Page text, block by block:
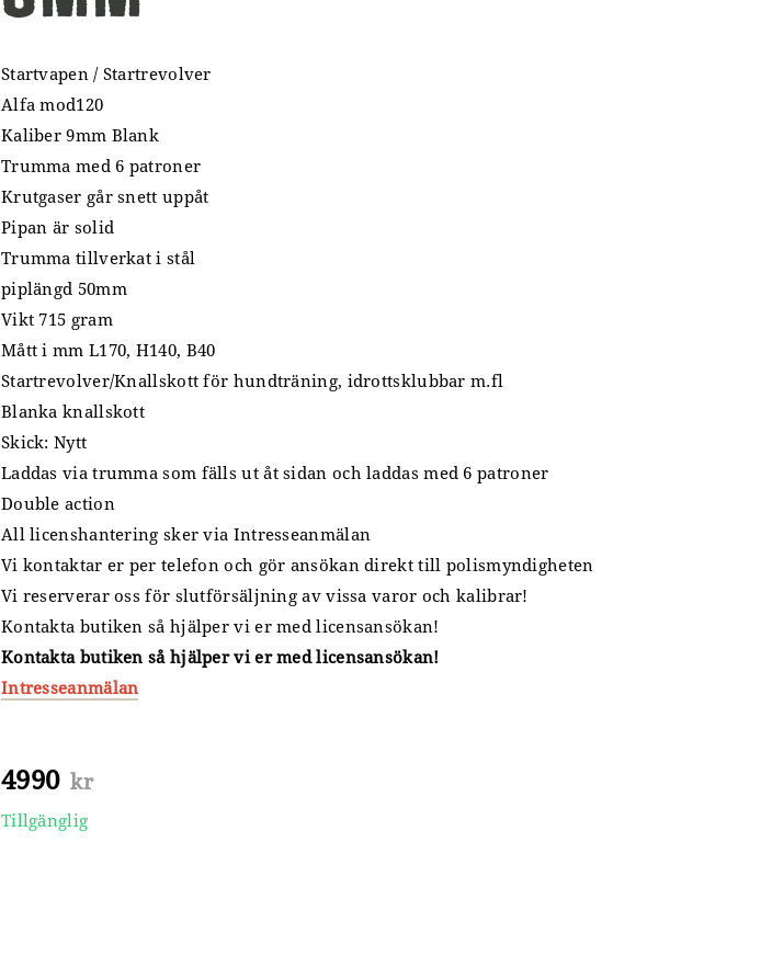
Startvapen / Startrevolver
Alfa mod120
Kaliber 9mm Blank
Trumma med 6 patroner
Krutgaser går snett uppåt
Pipan är solid
Trumma tillverkat i stål
piplängd 50mm
Vikt 715 gram
Mått i mm L170, H140, B40
Startrevolver/Knallskott för hundträning, idrottsklubbar m.fl
Blanka knallskott
Skick: Nytt
Laddas via trumma som fälls ut åt sidan och laddas med 6 patroner
Double action
All licenshantering sker via Intresseanmälan
Vi kontaktar er per telefon och gör ansökan direkt till polismyndigheten
Vi reserverar oss för slutförsäljning av vissa varor och kalibrar!
Kontakta butiken så hjälper vi er med licensansökan!
Kontakta butiken så hjälper vi er med licensansökan!
Intresseanmälan
4990 kr
Tillgänglig